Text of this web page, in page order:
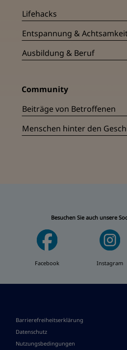
Lifehacks
Entspannung &
Ausbildung & Beruf
Community
Beiträge von Betroffenen
Menschen hinter den
Besuchen Sie auch unsere
Facebook Instagram
Barrierefreiheitserklärung
Datenschutz
Nutzungsbedingungen